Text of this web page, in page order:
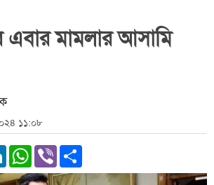
এবার মামলার আসামি
১১:০৮
LinkedInWhatsApp
Viber